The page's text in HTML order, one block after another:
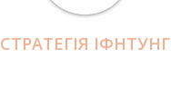
СТРАТЕГІЯ ІФНТУНГ